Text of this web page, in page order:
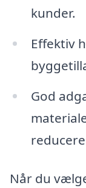
kunder.
Effektiv
God
Når du